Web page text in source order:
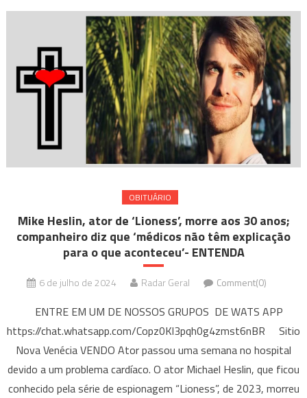
OBITUÁRIO
Mike Heslin, ator de ‘Lioness’, morre aos 30 anos;
companheiro diz que ‘médicos não têm explicação
para o que aconteceu’- ENTENDA
6 de julho de 2024 Radar Geral Comment(0)
ENTRE EM UM DE NOSSOS GRUPOS DE WATS APP
https://chat.whatsapp.com/Copz0Kl3pqh0g4zmst6nBR Sitio
Nova Venécia VENDO Ator passou uma semana no hospital
devido a um problema cardíaco. O ator Michael Heslin, que ficou
conhecido pela série de espionagem “Lioness”, de 2023, morreu